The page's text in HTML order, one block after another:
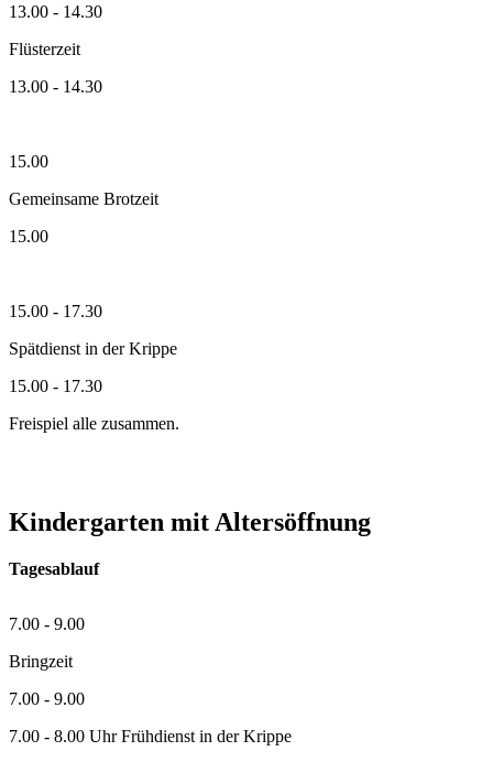
13.00 - 14.30
Flüsterzeit
13.00 - 14.30
15.00
Gemeinsame Brotzeit
15.00
15.00 - 17.30
Spätdienst in der Krippe
15.00 - 17.30
Freispiel alle zusammen.
Kindergarten mit Altersöffnung
Tagesablauf
7.00 - 9.00
Bringzeit
7.00 - 9.00
7.00 - 8.00 Uhr Frühdienst in der Krippe